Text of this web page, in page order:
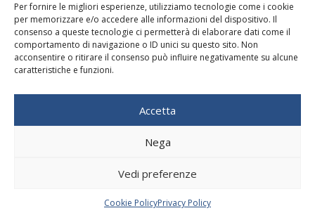
Per fornire le migliori esperienze, utilizziamo tecnologie come i cookie
per memorizzare e/o accedere alle informazioni del dispositivo. Il
consenso a queste tecnologie ci permetterà di elaborare dati come il
comportamento di navigazione o ID unici su questo sito. Non
acconsentire o ritirare il consenso può influire negativamente su alcune
caratteristiche e funzioni.
Accetta
Nega
Vedi preferenze
Cookie PolicyPrivacy Policy